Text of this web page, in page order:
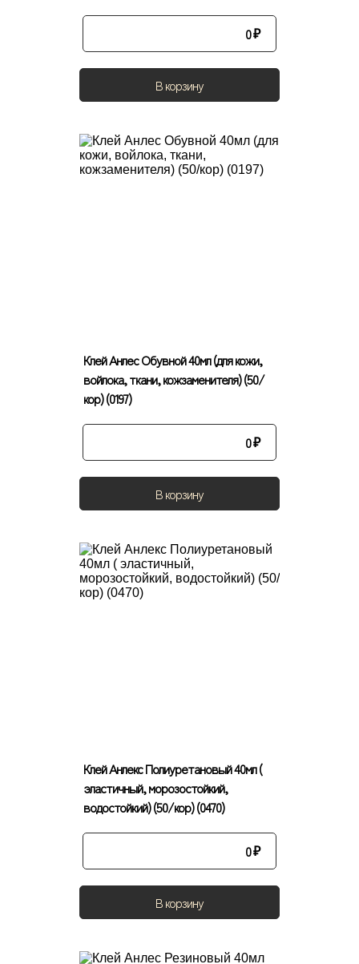
0₽
В корзину
Клей Анлес Обувной 40мл (для кожи,
войлока, ткани, кожзаменителя) (50/
кор) (0197)
0₽
В корзину
Клей Анлекс Полиуретановый 40мл (
эластичный, морозостойкий,
водостойкий) (50/кор) (0470)
0₽
В корзину